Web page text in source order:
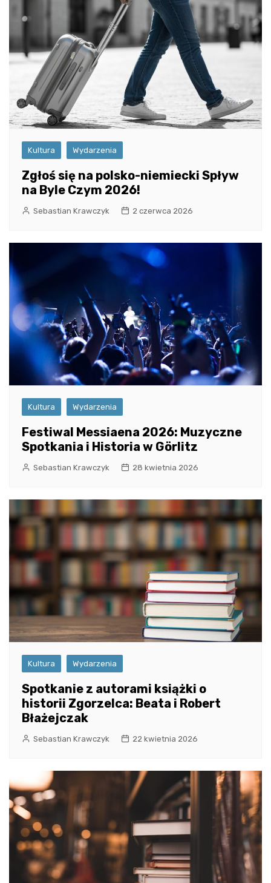
Kultura Wydarzenia
Zgłoś się na polsko-niemiecki Spływ
na Byle Czym 2026!
Sebastian Krawczyk 2 czerwca 2026
Kultura Wydarzenia
Festiwal Messiaena 2026: Muzyczne
Spotkania i Historia w Görlitz
Sebastian Krawczyk 28 kwietnia 2026
Kultura Wydarzenia
Spotkanie z autorami książki o
historii Zgorzelca: Beata i Robert
Błażejczak
Sebastian Krawczyk 22 kwietnia 2026